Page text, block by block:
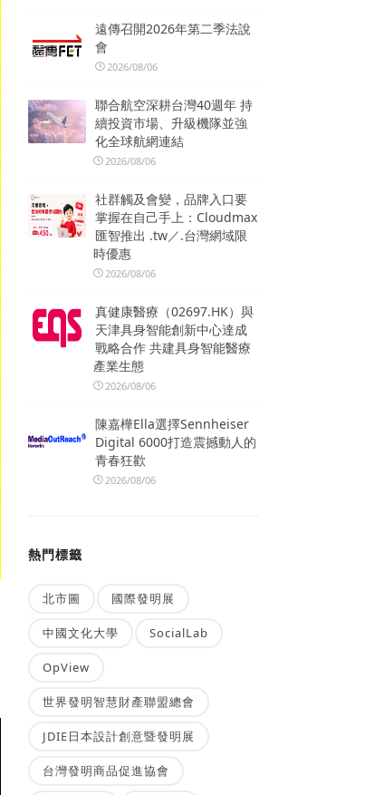
遠傳召開2026年第二季法說
會
2026/08/06
聯合航空深耕台灣40週年 持
續投資市場、升級機隊並強
化全球航網連結
2026/08/06
社群觸及會變，品牌入口要
掌握在自己手上：Cloudmax
匯智推出 .tw／.台灣網域限
時優惠
2026/08/06
真健康醫療（02697.HK）與
天津具身智能創新中心達成
戰略合作 共建具身智能醫療
產業生態
2026/08/06
陳嘉樺Ella選擇Sennheiser
Digital 6000打造震撼動人的
青春狂歡
2026/08/06
熱門標籤
北市圖 國際發明展
中國文化大學 SocialLab
OpView
世界發明智慧財產聯盟總會
JDIE日本設計創意暨發明展
台灣發明商品促進協會